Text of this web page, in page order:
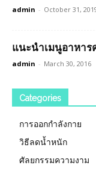
admin - October 31,
แนะนำเมนูอาหา
admin - March 30, 2016
Categories
การออกกำลังกาย
วิธีลดน้ำหนัก
ศัลยกรรมความงาม